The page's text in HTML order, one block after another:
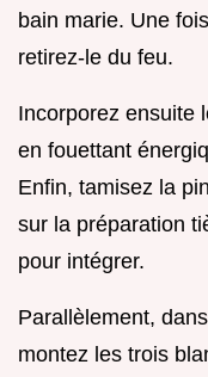
bain marie. Une
retirez-le du feu.
Incorporez ensuite
en fouettant
Enfin, tamisez la
sur la préparation
pour intégrer.
Parallèlement,
montez les trois